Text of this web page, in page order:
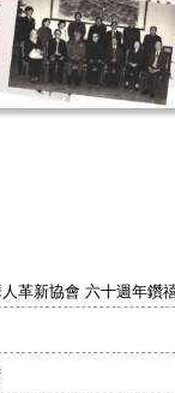
革新協會 六十週年鑽